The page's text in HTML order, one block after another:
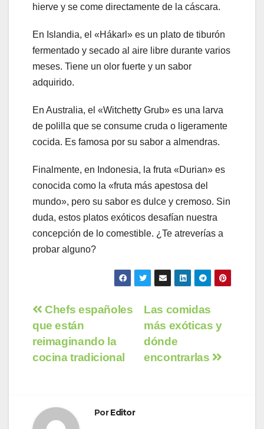
hierve y se come directamente de la cáscara.
En Islandia, el «Hákarl» es un plato de tiburón
fermentado y secado al aire libre durante varios
meses. Tiene un olor fuerte y un sabor
adquirido.
En Australia, el «Witchetty Grub» es una larva
de polilla que se consume cruda o ligeramente
cocida. Es famosa por su sabor a almendras.
Finalmente, en Indonesia, la fruta «Durian» es
conocida como la «fruta más apestosa del
mundo», pero su sabor es dulce y cremoso. Sin
duda, estos platos exóticos desafían nuestra
concepción de lo comestible. ¿Te atreverías a
probar alguno?
Navegación
de
entradas
Las comidas
más exóticas y
dónde
encontrarlas
Chefs españoles
que están
reimaginando la
cocina tradicional
PorEditor